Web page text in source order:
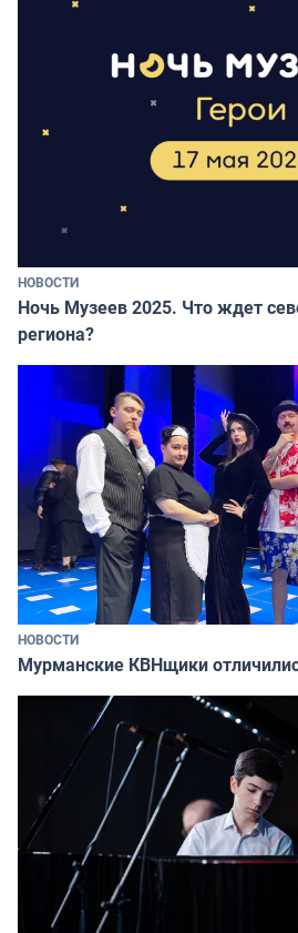
НОВОСТИ
Ночь Музеев 2025. Что ждет
региона?
НОВОСТИ
Мурманские КВНщики